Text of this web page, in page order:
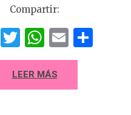
Compartir:
Facebook
Twitter
WhatsApp
Email
LEER MÁS